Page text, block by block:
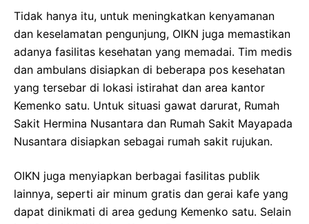
Tidak hanya itu, untuk meningkatkan kenyamanan
dan keselamatan pengunjung, OIKN juga memastikan
adanya fasilitas kesehatan yang memadai. Tim medis
dan ambulans disiapkan di beberapa pos kesehatan
yang tersebar di lokasi istirahat dan area kantor
Kemenko satu. Untuk situasi gawat darurat, Rumah
Sakit Hermina Nusantara dan Rumah Sakit Mayapada
Nusantara disiapkan sebagai rumah sakit rujukan.
OIKN juga menyiapkan berbagai fasilitas publik
lainnya, seperti air minum gratis dan gerai kafe yang
dapat dinikmati di area gedung Kemenko satu. Selain